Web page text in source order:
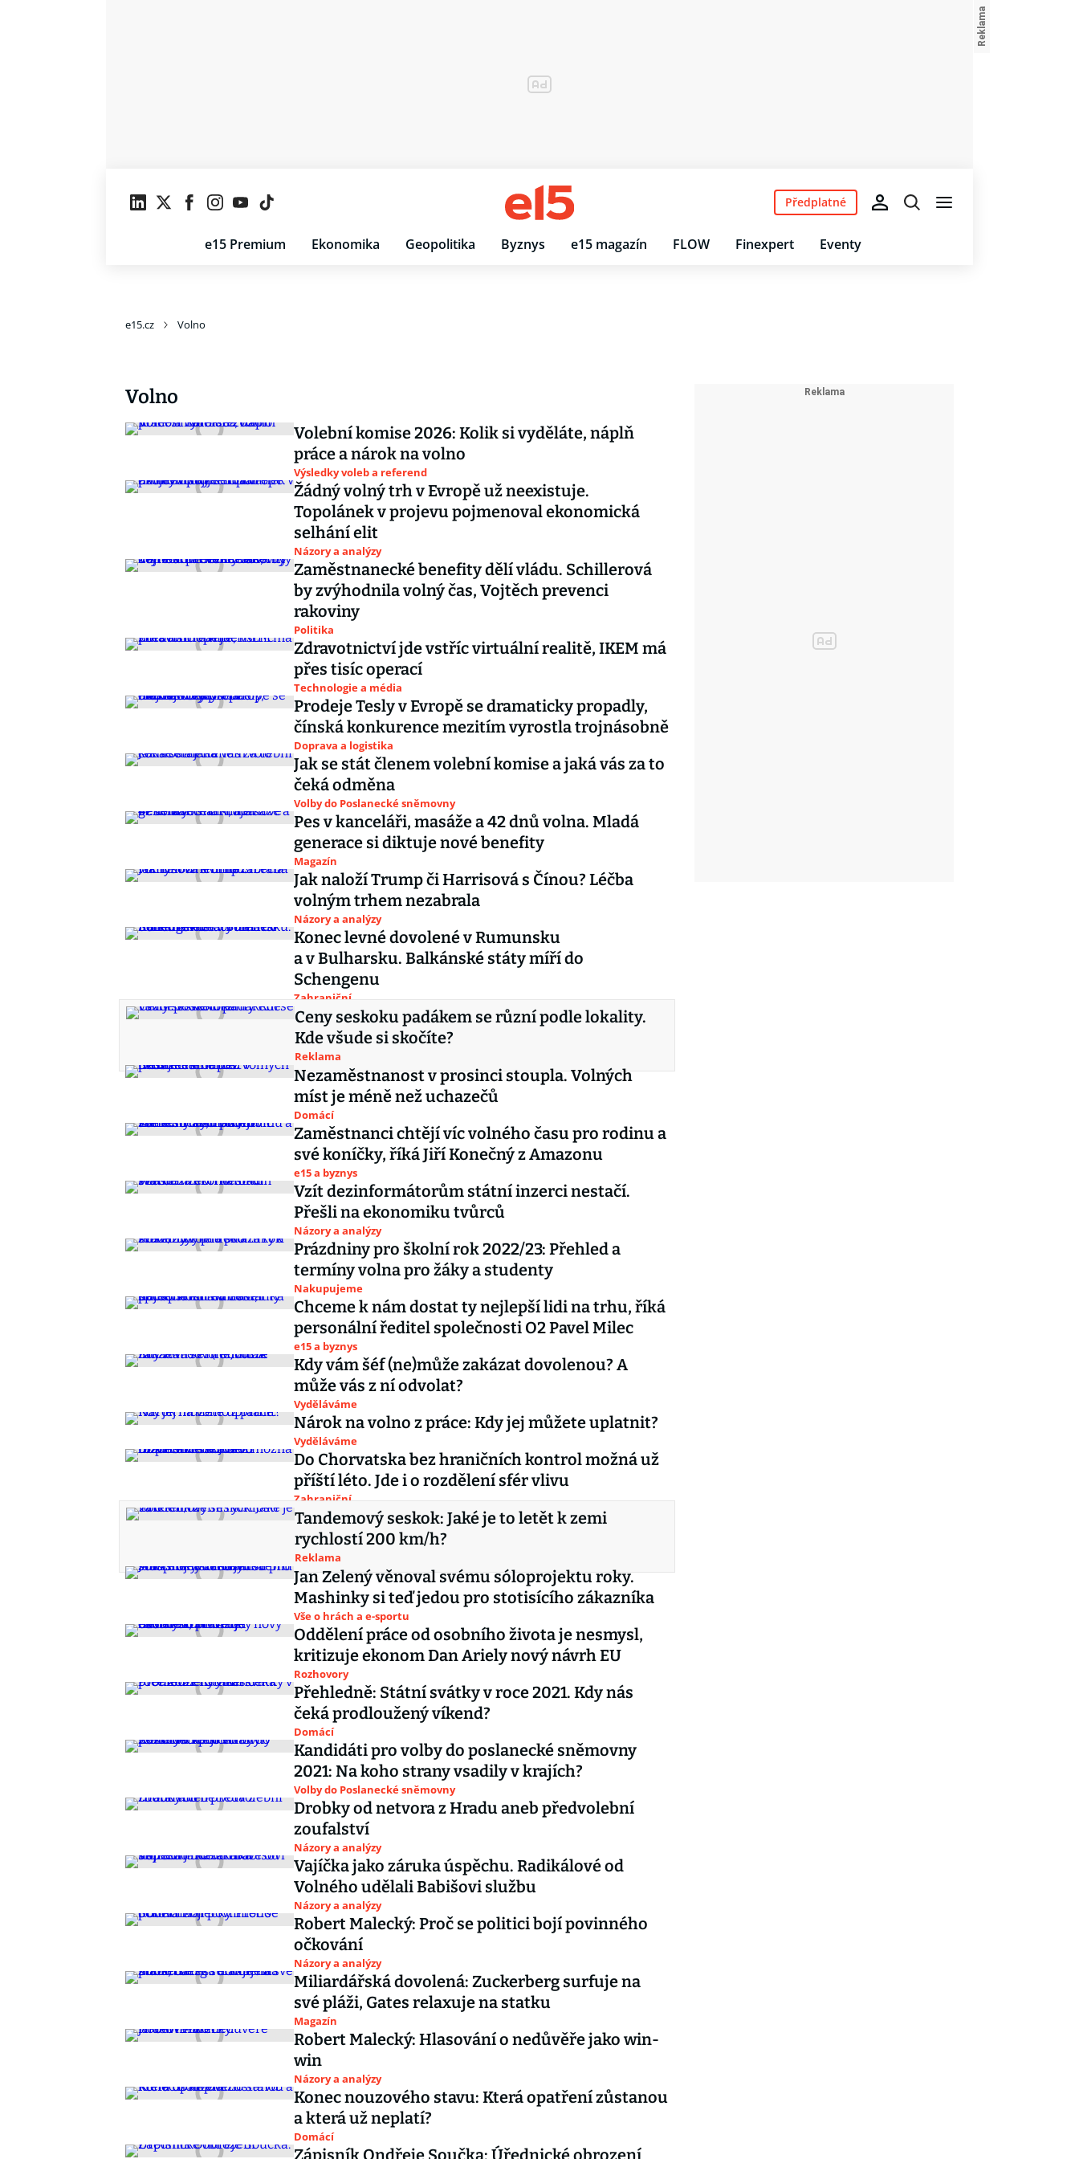
e15 Premium Ekonomika Geopolitika Byznys e15 magazín FLOW Finexpert Eventy
Předplatné
e15.cz Volno
Volno
Volební komise 2026: Kolik si vyděláte, náplň
práce a nárok na volno
Výsledky voleb a referend
Žádný volný trh v Evropě už neexistuje.
Topolánek v projevu pojmenoval ekonomická
selhání elit
Názory a analýzy
Zaměstnanecké benefity dělí vládu. Schillerová
by zvýhodnila volný čas, Vojtěch prevenci
rakoviny
Politika
Zdravotnictví jde vstříc virtuální realitě, IKEM má
přes tisíc operací
Technologie a média
Prodeje Tesly v Evropě se dramaticky propadly,
čínská konkurence mezitím vyrostla trojnásobně
Doprava a logistika
Jak se stát členem volební komise a jaká vás za to
čeká odměna
Volby do Poslanecké sněmovny
Pes v kanceláři, masáže a 42 dnů volna. Mladá
generace si diktuje nové benefity
Magazín
Jak naloží Trump či Harrisová s Čínou? Léčba
volným trhem nezabrala
Názory a analýzy
Konec levné dovolené v Rumunsku
a v Bulharsku. Balkánské státy míří do
Schengenu
Zahraniční
Ceny seskoku padákem se různí podle lokality.
Kde všude si skočíte?
Reklama
Nezaměstnanost v prosinci stoupla. Volných
míst je méně než uchazečů
Domácí
Zaměstnanci chtějí víc volného času pro rodinu a
své koníčky, říká Jiří Konečný z Amazonu
e15 a byznys
Vzít dezinformátorům státní inzerci nestačí.
Přešli na ekonomiku tvůrců
Názory a analýzy
Prázdniny pro školní rok 2022/23: Přehled a
termíny volna pro žáky a studenty
Nakupujeme
Chceme k nám dostat ty nejlepší lidi na trhu, říká
personální ředitel společnosti O2 Pavel Milec
e15 a byznys
Kdy vám šéf (ne)může zakázat dovolenou? A
může vás z ní odvolat?
Vyděláváme
Nárok na volno z práce: Kdy jej můžete uplatnit?
Vyděláváme
Do Chorvatska bez hraničních kontrol možná už
příští léto. Jde i o rozdělení sfér vlivu
Zahraniční
Tandemový seskok: Jaké je to letět k zemi
rychlostí 200 km/h?
Reklama
Jan Zelený věnoval svému sóloprojektu roky.
Mashinky si teď jedou pro stotisícího zákazníka
Vše o hrách a e-sportu
Oddělení práce od osobního života je nesmysl,
kritizuje ekonom Dan Ariely nový návrh EU
Rozhovory
Přehledně: Státní svátky v roce 2021. Kdy nás
čeká prodloužený víkend?
Domácí
Kandidáti pro volby do poslanecké sněmovny
2021: Na koho strany vsadily v krajích?
Volby do Poslanecké sněmovny
Drobky od netvora z Hradu aneb předvolební
zoufalství
Názory a analýzy
Vajíčka jako záruka úspěchu. Radikálové od
Volného udělali Babišovi službu
Názory a analýzy
Robert Malecký: Proč se politici bojí povinného
očkování
Názory a analýzy
Miliardářská dovolená: Zuckerberg surfuje na
své pláži, Gates relaxuje na statku
Magazín
Robert Malecký: Hlasování o nedůvěře jako win-
win
Názory a analýzy
Konec nouzového stavu: Která opatření zůstanou
a která už neplatí?
Domácí
Zápisník Ondřeje Součka: Úřednické obrození